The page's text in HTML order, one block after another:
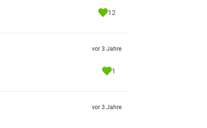
12
vor 3 Jahre
1
vor 3 Jahre